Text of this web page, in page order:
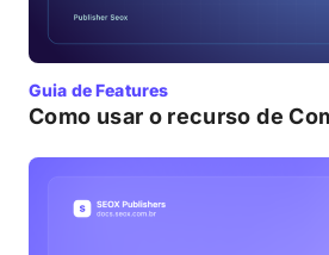
Guia de Features
Como usar o recurso de